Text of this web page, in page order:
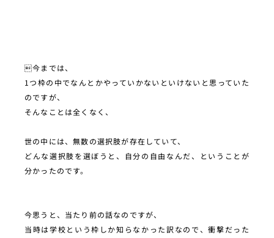
今までは、
1つ枠の中でなんとかやっていかないといけないと思っていた
のですが、
そんなことは全くなく、
世の中には、無数の選択肢が存在していて、
どんな選択肢を選ぼうと、自分の自由なんだ、ということが
分かったのです。
今思うと、当たり前の話なのですが、
当時は学校という枠しか知らなかった訳なので、衝撃だった